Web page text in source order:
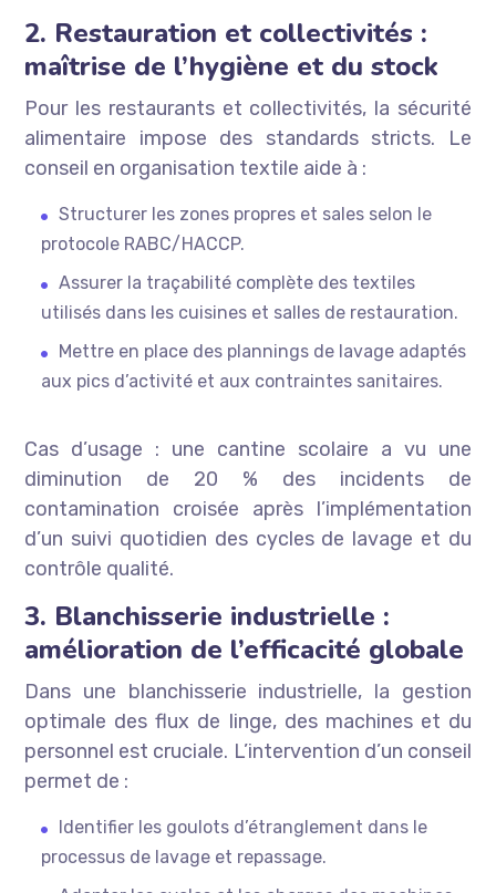
2. Restauration et collectivités :
maîtrise de l’hygiène et du stock
Pour les restaurants et collectivités, la sécurité
alimentaire impose des standards stricts. Le
conseil en organisation textile aide à :
Structurer les zones propres et sales selon le
protocole RABC/HACCP.
Assurer la traçabilité complète des textiles
utilisés dans les cuisines et salles de restauration.
Mettre en place des plannings de lavage adaptés
aux pics d’activité et aux contraintes sanitaires.
Cas d’usage : une cantine scolaire a vu une
diminution de 20 % des incidents de
contamination croisée après l’implémentation
d’un suivi quotidien des cycles de lavage et du
contrôle qualité.
3. Blanchisserie industrielle :
amélioration de l’efficacité globale
Dans une blanchisserie industrielle, la gestion
optimale des flux de linge, des machines et du
personnel est cruciale. L’intervention d’un conseil
permet de :
Identifier les goulots d’étranglement dans le
processus de lavage et repassage.